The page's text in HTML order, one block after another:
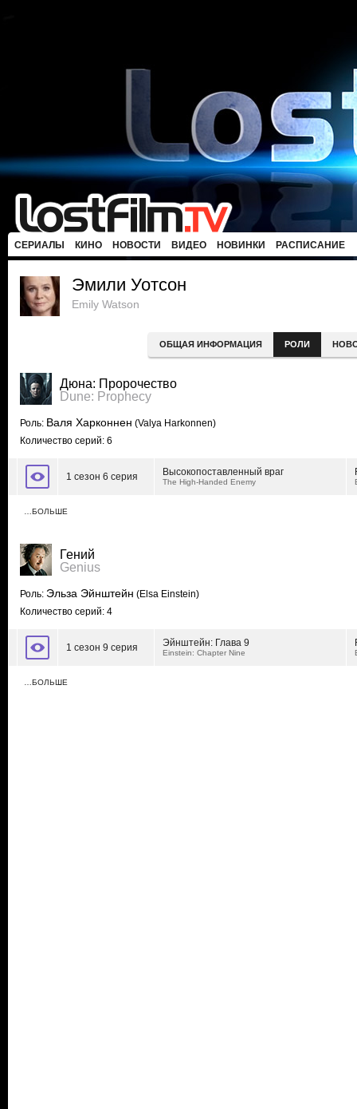
СЕРИАЛЫ КИНО НОВОСТИ ВИДЕО НОВИНКИ РАСПИСАНИЕ
Эмили Уотсон
Emily Watson
ОБЩАЯ ИНФОРМАЦИЯ РОЛИ
Дюна: Пророчество
Dune: Prophecy
Роль: Валя Харконнен (Valya Harkonnen)
Количество серий: 6
1 сезон 6 серия Высокопоставленный враг
The High-Handed Enemy
…БОЛЬШЕ
Гений
Genius
Роль: Эльза Эйнштейн (Elsa Einstein)
Количество серий: 4
1 сезон 9 серия Эйнштейн: Глава 9
Einstein: Chapter Nine
…БОЛЬШЕ